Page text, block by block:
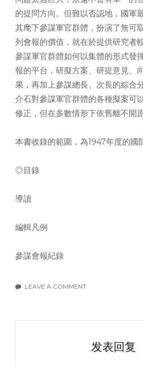
的提問方向。但難以否認地，國軍
其麾下參謀軍官群體，扮演了無可
列會報的價值，就在於提供研究者
參謀軍官群體如何以集體的形式發
報的平台，研擬方案、研提意見、
果，再加上參謀總長、次長的綜合
介石對參謀軍官群體的各種擬案可
修正，但在多數情形下依舊離不開
本書收錄的範圍，為1947年度的國
◎目錄
導讀
編輯凡例
參謀會報紀錄
LEAVE A COMMENT
发表回复